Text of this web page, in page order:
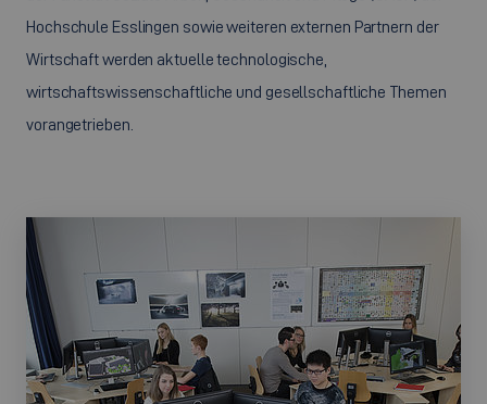
Hochschule Esslingen sowie weiteren externen Partnern der
Wirtschaft werden aktuelle technologische,
wirtschaftswissenschaftliche und gesellschaftliche Themen
vorangetrieben.